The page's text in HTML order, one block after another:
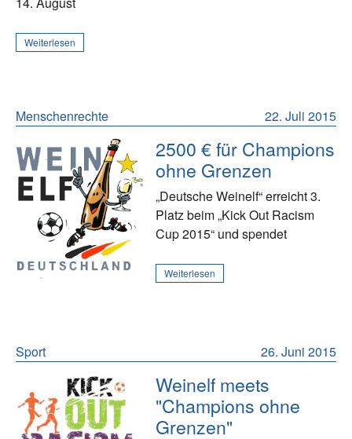
Weiterlesen
22. Juli 2015
Menschenrechte
2500 € für Champions
ohne Grenzen
„Deutsche Weinelf“ erreicht 3.
Platz beim „Kick Out Racism
Cup 2015“ und spendet
Weiterlesen
26. Juni 2015
Sport
Weinelf meets
"Champions ohne
Grenzen"